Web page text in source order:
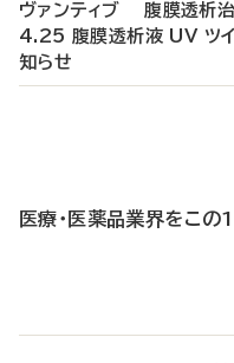
ヴァンティブ 腹膜透析
4.25 腹膜透析液 UV ツイ
知らせ
医療・医薬品業界をこの